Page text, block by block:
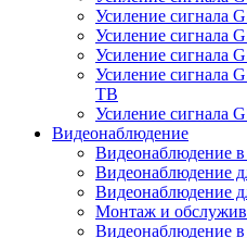
Усиление сигнала
Усиление сигнала
Усиление сигнала
Усиление сигнала
ТВ
Усиление сигнала
Видеонаблюдение
Видеонаблюдение
Видеонаблюдение
Видеонаблюдение
Монтаж и
Видеонаблюдение